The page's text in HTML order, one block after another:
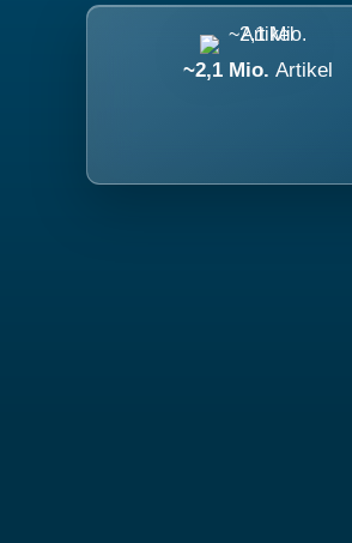
~2,1 Mio. Artikel